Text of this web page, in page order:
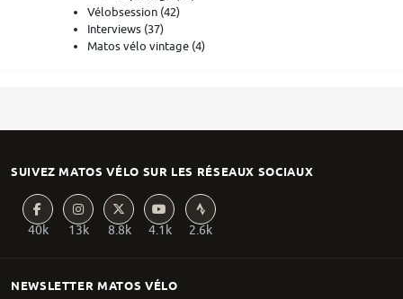
Vélobsession (42)
Interviews (37)
Matos vélo vintage (4)
NEWSLETTER MATOS VÉLO
SUIVEZ MATOS VÉLO SUR LES RÉSEAUX SOCIAUX
40k 13k 8.8k 4.1k 2.6k